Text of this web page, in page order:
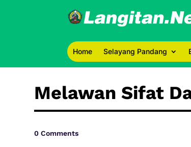
Home Selayang Pandang
Melawan Sifat
0 Comments